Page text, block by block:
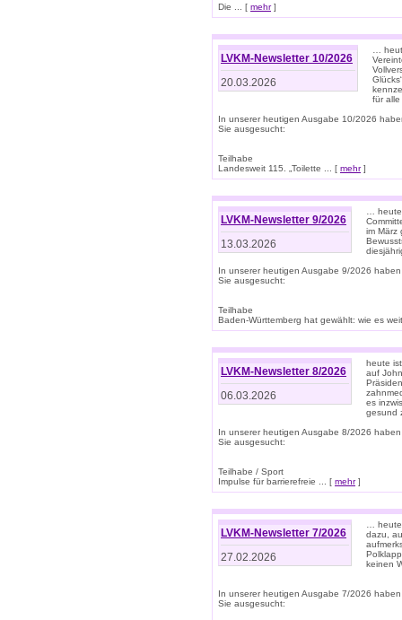
Die ... [ mehr]
LVKM-Newsletter 10/2026
20.03.2026
…
für
In unserer heutigen Ausgabe 10/2026
Sie ausgesucht:
Teilhabe
Landesweit 115. „Toilette ... [ mehr]
LVKM-Newsletter 9/2026
13.03.2026
…
im März
In unserer heutigen Ausgabe 9/2026
Sie ausgesucht:
Teilhabe
Baden-Württemberg hat gewählt: wie es
LVKM-Newsletter 8/2026
06.03.2026
heute
auf
es
gesund
In unserer heutigen Ausgabe 8/2026
Sie ausgesucht:
Teilhabe / Sport
Impulse für barrierefreie ... [ mehr]
LVKM-Newsletter 7/2026
27.02.2026
…
dazu,
keinen
In unserer heutigen Ausgabe 7/2026
Sie ausgesucht: